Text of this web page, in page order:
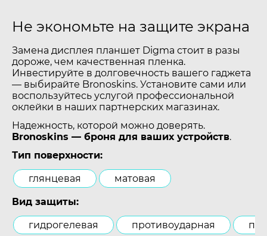
Не экономьте на защите экрана
Замена дисплея планшет Digma стоит в разы
дороже, чем качественная пленка.
Инвестируйте в долговечность вашего гаджета
— выбирайте Bronoskins. Установите сами или
воспользуйтесь услугой профессиональной
оклейки в наших партнерских магазинах.
Надежность, которой можно доверять.
Bronoskins — броня для ваших устройств.
Тип поверхности:
глянцевая матовая
Вид защиты:
гидрогелевая противоударная